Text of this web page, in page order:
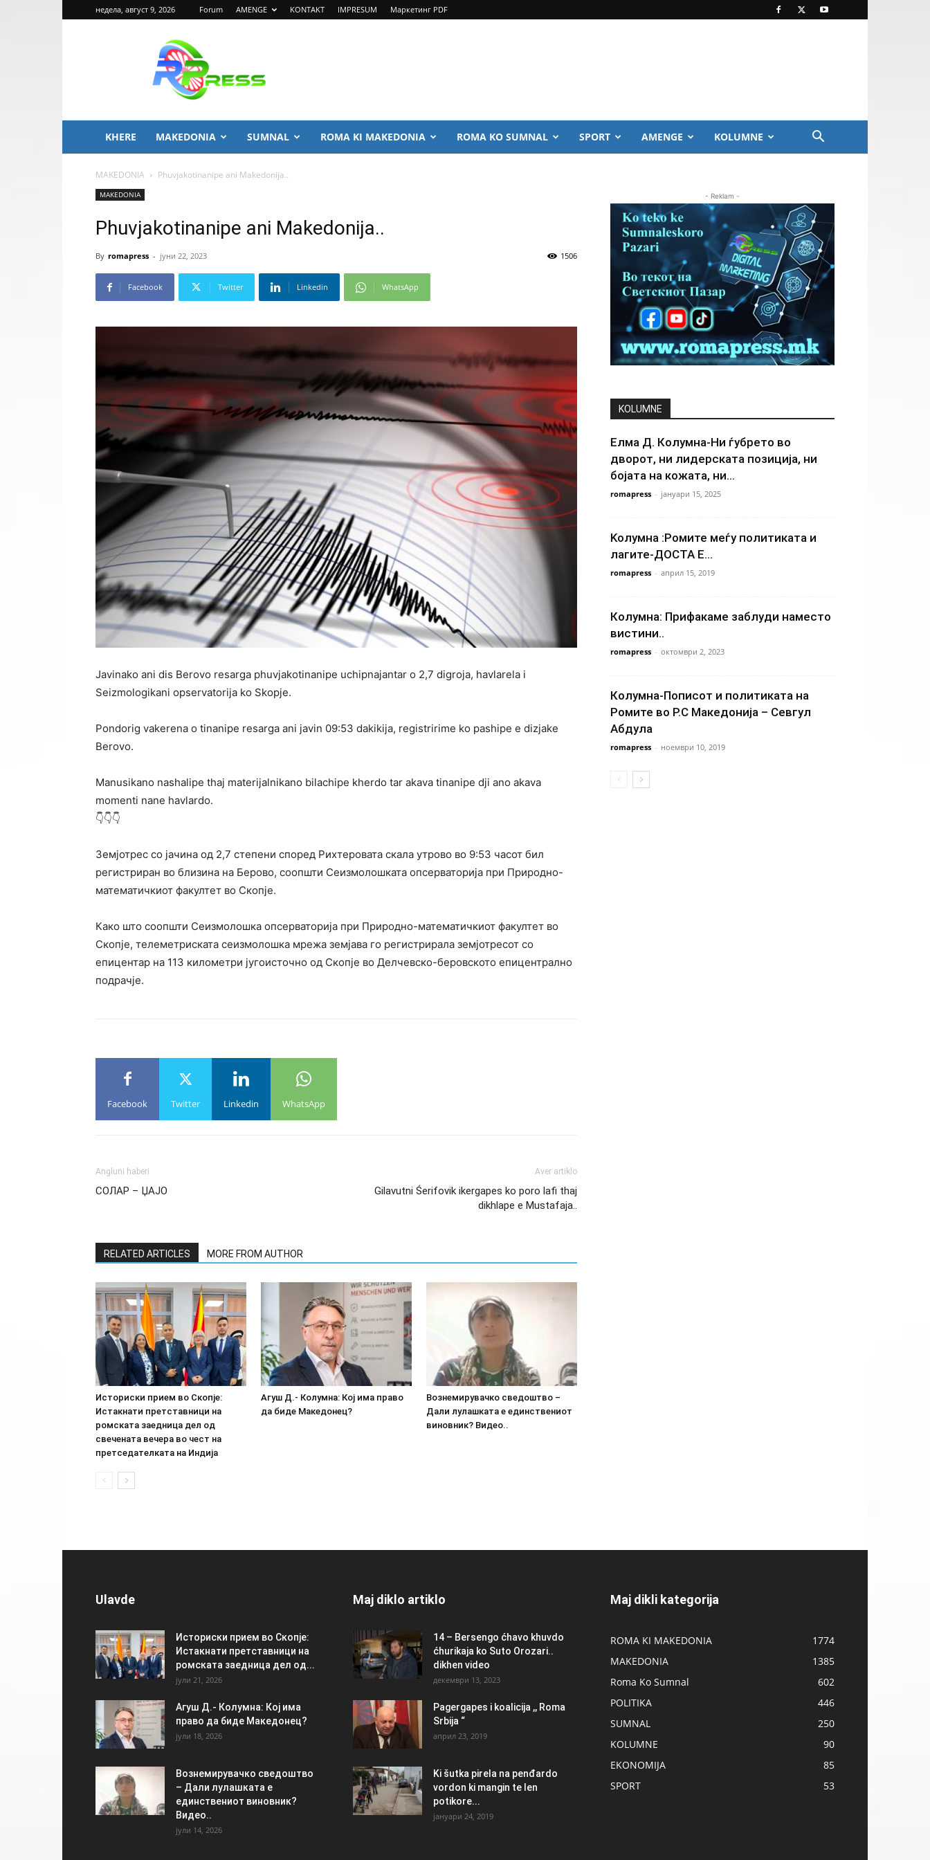
недела, август 9, 2026 Forum AMENGE KONTAKT IMPRESUM Маркетинг PDF
PRESS
KHERE MAKEDONIA SUMNAL ROMA KI MAKEDONIA ROMA KO SUMNAL SPORT AMENGE KOLUMNE
MAKEDONIA Phuvjakotinanipe ani Makedonija..
MAKEDONIA
Phuvjakotinanipe ani Makedonija..
By romapress - јуни 22, 2023 1506
Facebook Twitter Linkedin WhatsApp
Javinako ani dis Berovo resarga phuvjakotinanipe uchipnajantar o 2,7 digroja, havlarela i
Seizmologikani opservatorija ko Skopje.
Pondorig vakerena o tinanipe resarga ani javin 09:53 dakikija, registririme ko pashipe e dizjake
Berovo.
Manusikano nashalipe thaj materijalnikano bilachipe kherdo tar akava tinanipe dji ano akava
momenti nane havlardo.
👇👇👇
Земјотрес со јачина од 2,7 степени според Рихтеровата скала утрово во 9:53 часот бил
регистриран во близина на Берово, соопшти Сеизмолошката опсерваторија при Природно-
математичкиот факултет во Скопје.
Како што соопшти Сеизмолошка опсерваторија при Природно-математичкиот факултет во
Скопје, телеметриската сеизмолошка мрежа земјава го регистрирала земјотресот со
епицентар на 113 километри југоисточно од Скопје во Делчевско-беровското епицентрално
подрачје.
Facebook Twitter Linkedin WhatsApp
Angluni haberi
СОЛАР – ЏАЈО
Aver artiklo
Gilavutni Śerifovik ikergapes ko poro lafi thaj
dikhlape e Mustafaja..
RELATED ARTICLES MORE FROM AUTHOR
Историски прием во Скопје:
Истакнати претставници на
ромската заедница дел од
свечената вечера во чест на
претседателката на Индија
Агуш Д.- Колумна: Кој има право
да биде Македонец?
Вознемирувачко сведоштво –
Дали лулашката е единствениот
виновник? Видео..
- Reklam -
KOLUMNE
Елма Д. Колумна-Ни ѓубрето во
дворот, ни лидерската позиција, ни
бојата на кожата, ни...
romapress - јануари 15, 2025
Kолумна :Ромите меѓу политиката и
лагите-ДОСТА Е…
romapress - април 15, 2019
Колумна: Прифакаме заблуди наместо
вистини..
romapress - октомври 2, 2023
Колумна-Пописот и политиката на
Ромите во Р.С Македонија – Севгул
Абдула
romapress - ноември 10, 2019
Ulavde
Историски прием во Скопје:
Истакнати претставници на
ромската заедница дел од...
јули 21, 2026
Агуш Д.- Колумна: Кој има
право да биде Македонец?
јули 18, 2026
Вознемирувачко сведоштво
– Дали лулашката е
единствениот виновник?
Видео..
јули 14, 2026
Maj diklo artiklo
14 – Bersengo ćhavo khuvdo
ćhurikaja ko Suto Orozari..
dikhen video
декември 13, 2023
Pagergapes i koalicija ,, Roma
Srbija “
април 23, 2019
Ki šutka pirela na penđardo
vordon ki mangin te len
potikore...
јануари 24, 2019
Maj dikli kategorija
ROMA KI MAKEDONIA
1774
MAKEDONIA
1385
Roma Ko Sumnal
602
POLITIKA
446
SUMNAL
250
KOLUMNE
90
EKONOMIJA
85
SPORT
53